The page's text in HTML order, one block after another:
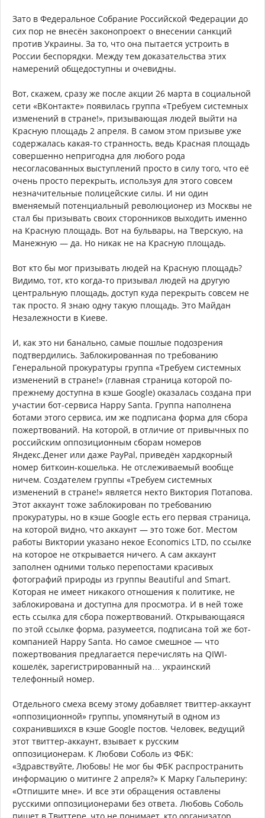
Зато в Федеральное Собрание Российской Федерации до
сих пор не внесён законопроект о внесении санкций
против Украины. За то, что она пытается устроить в
России беспорядки. Между тем доказательства этих
намерений общедоступны и очевидны.
Вот, скажем, сразу же после акции 26 марта в социальной
сети «ВКонтакте» появилась группа «Требуем системных
изменений в стране!», призывающая людей выйти на
Красную площадь 2 апреля. В самом этом призыве уже
содержалась какая-то странность, ведь Красная площадь
совершенно непригодна для любого рода
несогласованных выступлений просто в силу того, что её
очень просто перекрыть, используя для этого совсем
незначительные полицейские силы. И ни один
вменяемый потенциальный революционер из Москвы не
стал бы призывать своих сторонников выходить именно
на Красную площадь. Вот на бульвары, на Тверскую, на
Манежную — да. Но никак не на Красную площадь.
Вот кто бы мог призывать людей на Красную площадь?
Видимо, тот, кто когда-то призывал людей на другую
центральную площадь, доступ куда перекрыть совсем не
так просто. Я знаю одну такую площадь. Это Майдан
Незалежности в Киеве.
И, как это ни банально, самые пошлые подозрения
подтвердились. Заблокированная по требованию
Генеральной прокуратуры группа «Требуем системных
изменений в стране!» (главная страница которой по-
прежнему доступна в кэше Google) оказалась создана при
участии бот-сервиса Happy Santa. Группа наполнена
ботами этого сервиса, им же подписана форма для сбора
пожертвований. На которой, в отличие от привычных по
российским оппозиционным сборам номеров
Яндекс.Денег или даже PayPal, приведён хардкорный
номер биткоин-кошелька. Не отслеживаемый вообще
ничем. Создателем группы «Требуем системных
изменений в стране!» является некто Виктория Потапова.
Этот аккаунт тоже заблокирован по требованию
прокуратуры, но в кэше Google есть его первая страница,
на которой видно, что аккаунт — это тоже бот. Местом
работы Виктории указано некое Economics LTD, по ссылке
на которое не открывается ничего. А сам аккаунт
заполнен одними только перепостами красивых
фотографий природы из группы Beautiful and Smart.
Которая не имеет никакого отношения к политике, не
заблокирована и доступна для просмотра. И в ней тоже
есть ссылка для сбора пожертвований. Открывающаяся
по этой ссылке форма, разумеется, подписана той же бот-
компанией Happy Santa. Но самое смешное — что
пожертвования предлагается перечислять на QIWI-
кошелёк, зарегистрированный на… украинский
телефонный номер.
Отдельного смеха всему этому добавляет твиттер-аккаунт
«оппозиционной» группы, упомянутый в одном из
сохранившихся в кэше Google постов. Человек, ведущий
этот твиттер-аккаунт, взывает к русским
оппозиционерам. К Любови Соболь из ФБК:
«Здравствуйте, Любовь! Не мог бы ФБК распространить
информацию о митинге 2 апреля?» К Марку Гальперину:
«Отпишите мне». И все эти обращения оставлены
русскими оппозиционерами без ответа. Любовь Соболь
пишет в Твиттере, что не понимает, кто организатор.